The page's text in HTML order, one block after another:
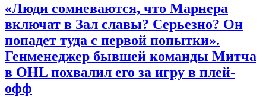
«Люди сомневаются, что Марнера
включат в Зал славы? Серьезно? Он
попадет туда с первой попытки».
Генменеджер бывшей команды Митча
в OHL похвалил его за игру в плей-
офф